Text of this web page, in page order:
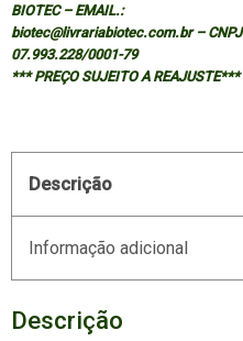
BIOTEC – EMAIL.:
biotec@livrariabiotec.com.br – CNPJ
07.993.228/0001-79
*** PREÇO SUJEITO A REAJUSTE***
Descrição
Informação adicional
Descrição